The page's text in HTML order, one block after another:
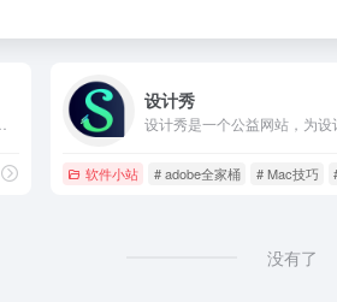
设计秀
软件小站 # adobe全家桶 # Mac技巧
没有了